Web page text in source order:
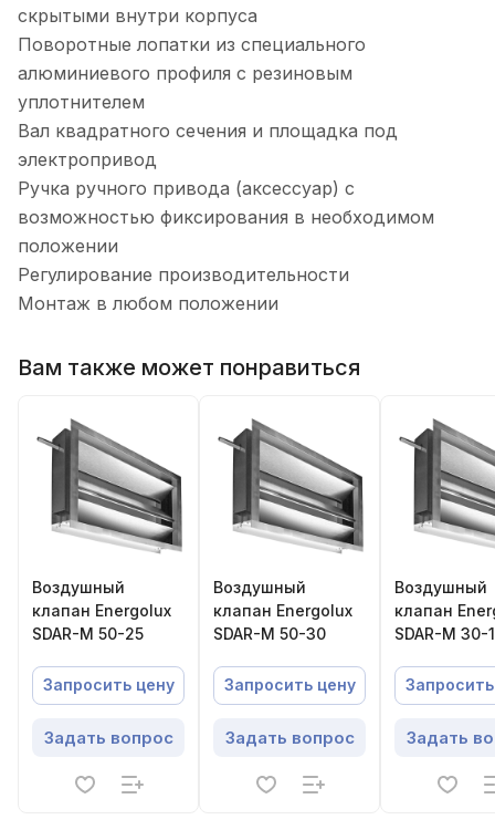
скрытыми внутри корпуса
Поворотные лопатки из специального
алюминиевого профиля с резиновым
уплотнителем
Вал квадратного сечения и площадка под
электропривод
Ручка ручного привода (аксессуар) с
возможностью фиксирования в необходимом
положении
Регулирование производительности
Монтаж в любом положении
Вам также может понравиться
Воздушный
клапан Energolux
SDAR-M 50-25
Запросить цену
Задать вопрос
Воздушный
клапан Energolux
SDAR-M 50-30
Запросить цену
Задать вопрос
Воздушный
клапан
SDAR-M 30-
Задать